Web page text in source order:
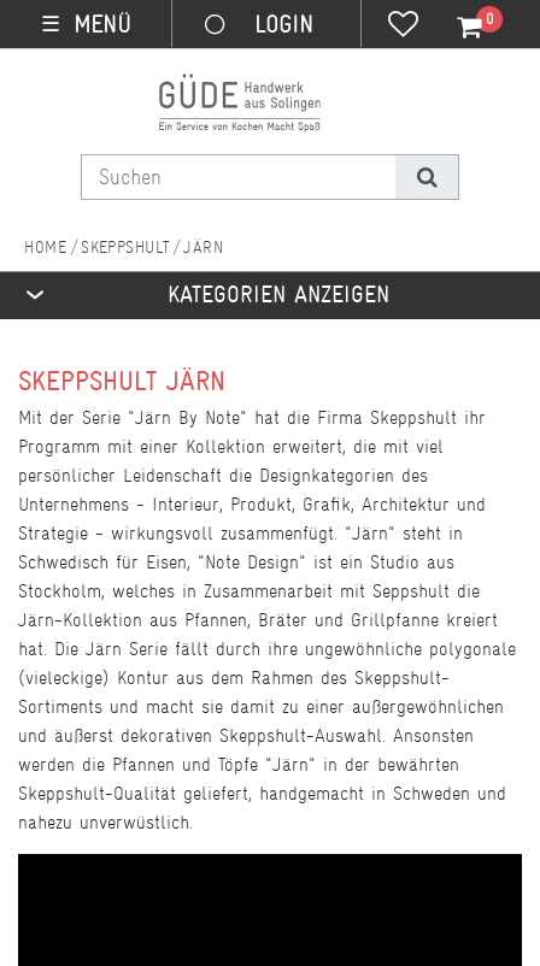
☰ MENÜ 0
SKEPPSHULT JÄRN
KATEGORIEN ANZEIGEN
SKEPPSHULT JÄRN
Mit der Serie "Järn By Note" hat die Firma Skeppshult ihr
Programm mit einer Kollektion erweitert, die mit viel
persönlicher Leidenschaft die Designkategorien des
Unternehmens - Interieur, Produkt, Grafik, Architektur und
Strategie - wirkungsvoll zusammenfügt. "Järn" steht in
Schwedisch für Eisen, "Note Design" ist ein Studio aus
Stockholm, welches in Zusammenarbeit mit Seppshult die
Järn-Kollektion aus Pfannen, Bräter und Grillpfanne kreiert
hat. Die Järn Serie fällt durch ihre ungewöhnliche polygonale
(vieleckige) Kontur aus dem Rahmen des Skeppshult-
Sortiments und macht sie damit zu einer außergewöhnlichen
und äußerst dekorativen Skeppshult-Auswahl. Ansonsten
werden die Pfannen und Töpfe "Järn" in der bewährten
Skeppshult-Qualität geliefert, handgemacht in Schweden und
nahezu unverwüstlich.